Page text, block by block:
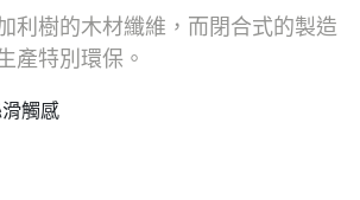
利樹的木材纖維，而閉合式的製造
產特別環保。